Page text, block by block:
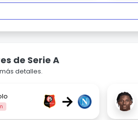
de Serie A
detalles.
→